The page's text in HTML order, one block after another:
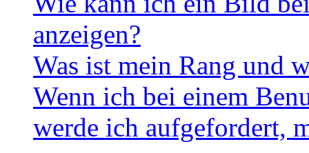
anzeigen?
Was ist mein Rang und
Wenn ich bei einem
werde ich aufgefordert,